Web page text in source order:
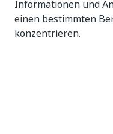
Informationen und
einen bestimmten
konzentrieren.